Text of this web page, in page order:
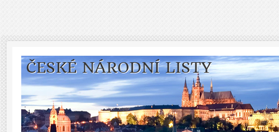
ČESKÉ NÁRODNÍ LISTY